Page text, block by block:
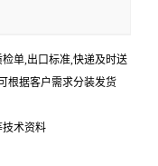
单,出口标准,快递及时送
根据客户需求分装发货
技术资料